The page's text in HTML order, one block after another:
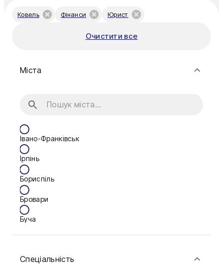
Ковель Фінанси Юрист
Очистити все
Міста
Івано-Франківськ
Ірпінь
Бориспіль
Бровари
Буча
Васильків
Спеціальність